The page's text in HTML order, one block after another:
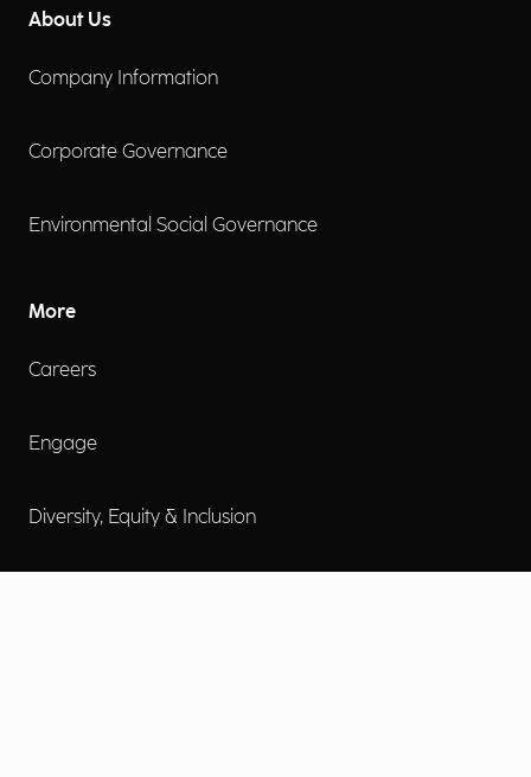
About Us
Company Information
Corporate Governance
Environmental Social Governance
More
Careers
Engage
Diversity, Equity & Inclusion